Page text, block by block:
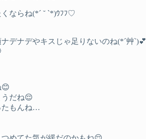
ならね(*´ ˘ `*)ｳﾌﾌ♡
デナデやキスじゃ足りないのね(*´艸`)💕︎
😊
だね😌
たもんね…